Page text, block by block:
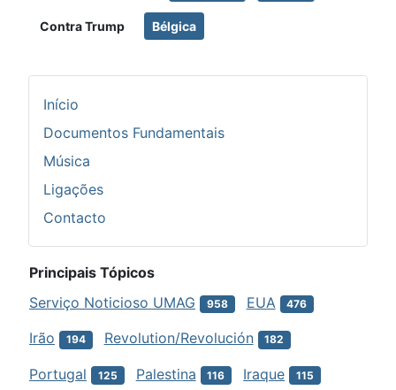
Contra Trump Bélgica
Início
Documentos Fundamentais
Música
Ligações
Contacto
Principais Tópicos
Serviço Noticioso UMAG
958 EUA 476
Irão 194 Revolution/Revolución 182
Portugal 125 Palestina 116 Iraque 115